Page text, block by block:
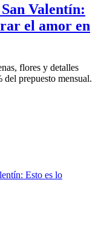
Valentín:
el amor en
flores y detalles
del prepuesto mensual.